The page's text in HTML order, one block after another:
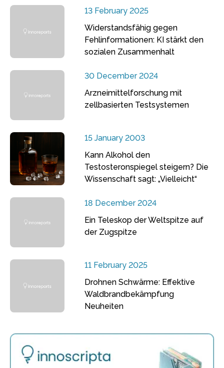
13 February 2025
Widerstandsfähig gegen
Fehlinformationen: KI stärkt den
sozialen Zusammenhalt
30 December 2024
Arzneimittelforschung mit
zellbasierten Testsystemen
15 January 2003
Kann Alkohol den
Testosteronspiegel steigern? Die
Wissenschaft sagt: „Vielleicht“
18 December 2024
Ein Teleskop der Weltspitze auf
der Zugspitze
11 February 2025
Drohnen Schwärme: Effektive
Waldbrandbekämpfung
Neuheiten